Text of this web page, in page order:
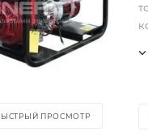
ПРОСМОТР